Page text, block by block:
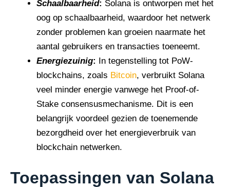
Schaalbaarheid: Solana is ontworpen met het
oog op schaalbaarheid, waardoor het netwerk
zonder problemen kan groeien naarmate het
aantal gebruikers en transacties toeneemt.
Energiezuinig: In tegenstelling tot PoW-
blockchains, zoals Bitcoin, verbruikt Solana
veel minder energie vanwege het Proof-of-
Stake consensusmechanisme. Dit is een
belangrijk voordeel gezien de toenemende
bezorgdheid over het energieverbruik van
blockchain netwerken.
Toepassingen van Solana